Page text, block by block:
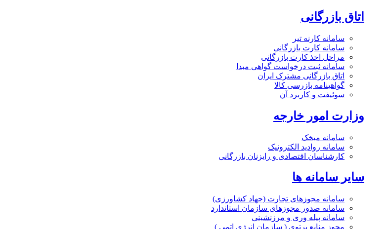
اتاق بازرگانی
سامانه کارنه تیر
سامانه کارت بازرگانی
مراحل اخذ کارت بازرگانی
سامانه ثبت درخواست گواهی مبدا
اتاق بازرگانی مشترک ایران
گواهینامه بازرسی کالا
سوئیفت و کاربرد آن
وزارت امور خارجه
سامانه میخک
سامانه روادید الکترونیک
کارشناسان اقتصادی و رایزنان بازرگانی
سایر سامانه ها
سامانه مجوزهای تجارت (جهاد کشاورزی)
سامانه صدور مجوزهای سازمان استاندارد
سامانه پیله وری و مرزنشینی
مجوز منابع پرتوی ( سازمان انرژی اتمی )